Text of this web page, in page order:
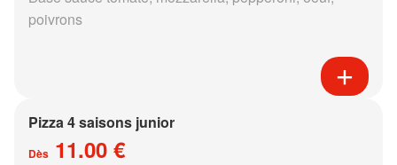
poivrons
Pizza 4 saisons junior
Dès 11.00 €